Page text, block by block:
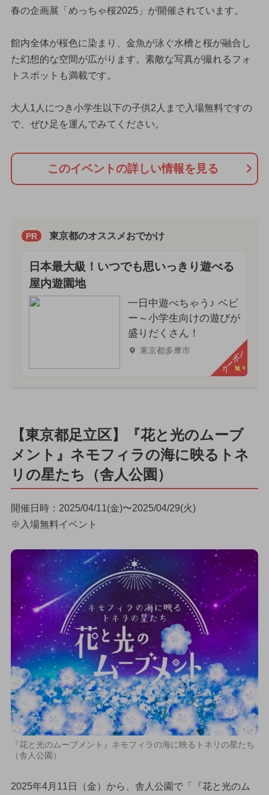
春の企画展「めっちゃ桜2025」が開催されています。
館内全体が桜色に染まり、金魚が泳ぐ水槽と桜が融合し
た幻想的な空間が広がります。素敵な写真が撮れるフォ
トスポットも満載です。
大人1人につき小学生以下の子供2人まで入場無料ですの
で、ぜひ足を運んでみてください。
このイベントの詳しい情報を見る
PR 東京都のオススメおでかけ
日本最大級！いつでも思いっきり遊べる
屋内遊園地
一日中遊べちゃう♪ ベビ
ー～小学生向けの遊びが
盛りだくさん！
東京都多摩市 クーポン
【東京都足立区】『花と光のムーブ
メント』ネモフィラの海に映るトネ
リの星たち（舎人公園）
開催日時：2025/04/11(金)〜2025/04/29(火)
※入場無料イベント
『花と光のムーブメント』ネモフィラの海に映るトネリの星たち
（舎人公園）
2025年4月11日（金）から、舎人公園で「『花と光のム